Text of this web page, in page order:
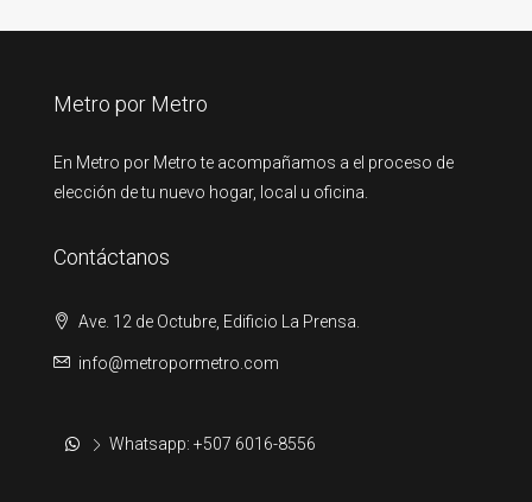
Metro por Metro
En Metro por Metro te acompañamos a el proceso de
elección de tu nuevo hogar, local u oficina.
Contáctanos
Ave. 12 de Octubre, Edificio La Prensa.
info@metropormetro.com
Whatsapp: +507 6016-8556